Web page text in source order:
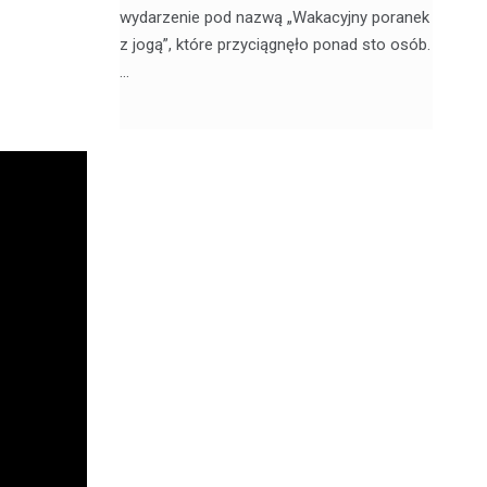
wydarzenie pod nazwą „Wakacyjny poranek
z jogą”, które przyciągnęło ponad sto osób.
…